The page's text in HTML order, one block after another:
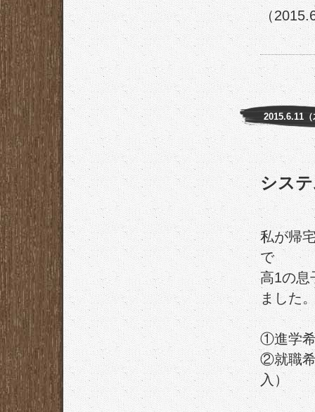
（
2015.6.11（
シス
私が帰
で
高1の息
ました
①進学希
②就職希
入）